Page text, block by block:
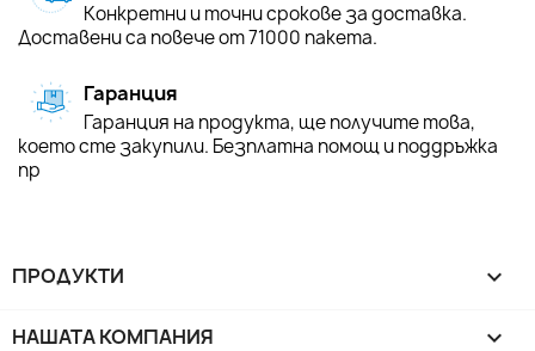
Конкретни и точни срокове за доставка.
Доставени са повече от 71000 пакета.
Гаранция
Гаранция на продукта, ще получите това,
което сте закупили. Безплатна помощ и поддръжка
пр
ПРОДУКТИ 
НАШАТА КОМПАНИЯ 